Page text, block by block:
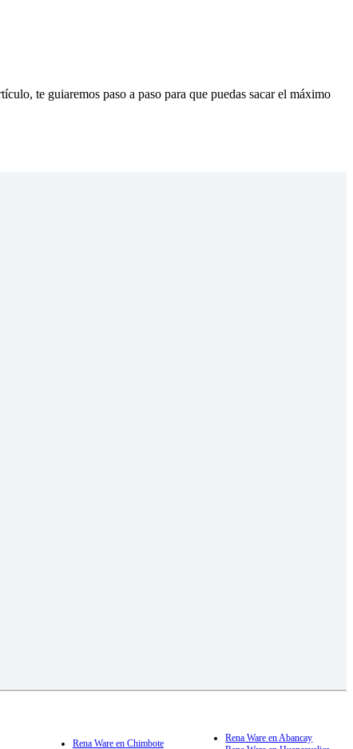
te guiaremos paso a paso para que puedas sacar el máximo
Rena Ware en Chimbote
Rena Ware en Abancay